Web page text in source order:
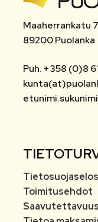
Maaherrankatu 7
89200 Puolanka
Puh. +358 (0)8
Toimitusehdot